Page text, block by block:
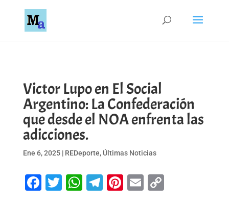
Victor Lupo en El Social
Argentino: La Confederación
que desde el NOA enfrenta las
adicciones.
Ene 6, 2025| REDeporte, Últimas Noticias
Facebook
Twitter
WhatsApp
Telegram
Pinterest
EmailCopy